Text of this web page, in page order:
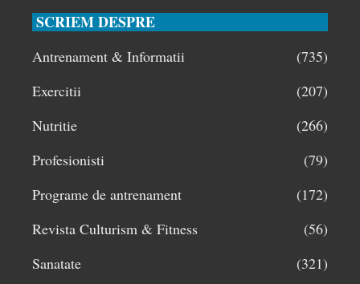
SCRIEM DESPRE
Antrenament & Informatii
(735)
Exercitii
(207)
Nutritie
(266)
Profesionisti
(79)
Programe de antrenament
(172)
Revista Culturism & Fitness
(56)
Sanatate
(321)